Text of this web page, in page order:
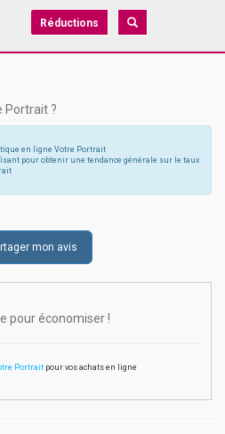
Réductions
Portrait ?
en ligne Votre Portrait
pour obtenir une tendance générale sur le taux
mon avis
pour économiser !
Portrait pour vos achats en ligne